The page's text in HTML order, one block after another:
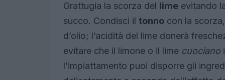
Grattugia la scorza del lime evitando
succo. Condisci il tonno con la
d’olio; l’acidità del lime donerà
evitare che il limone o il lime cuociano
l’impiattamento puoi disporre gli